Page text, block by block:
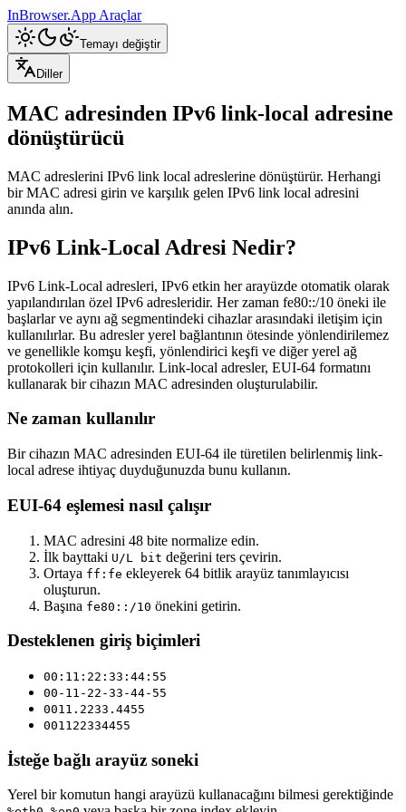
InBrowser.App Araçlar
Temayı değiştir
Diller
MAC adresinden IPv6 link-local adresine
dönüştürücü
MAC adreslerini IPv6 link local adreslerine dönüştürür. Herhangi
bir MAC adresi girin ve karşılık gelen IPv6 link local adresini
anında alın.
IPv6 Link-Local Adresi Nedir?
IPv6 Link-Local adresleri, IPv6 etkin her arayüzde otomatik olarak
yapılandırılan özel IPv6 adresleridir. Her zaman fe80::/10 öneki ile
başlarlar ve aynı ağ segmentindeki cihazlar arasındaki iletişim için
kullanılırlar. Bu adresler yerel bağlantının ötesinde yönlendirilemez
ve genellikle komşu keşfi, yönlendirici keşfi ve diğer yerel ağ
protokolleri için kullanılır. Link-local adresler, EUI-64 formatını
kullanarak bir cihazın MAC adresinden oluşturulabilir.
Ne zaman kullanılır
Bir cihazın MAC adresinden EUI-64 ile türetilen belirlenmiş link-
local adrese ihtiyaç duyduğunuzda bunu kullanın.
EUI-64 eşlemesi nasıl çalışır
MAC adresini 48 bite normalize edin.
İlk bayttaki U/L bit değerini ters çevirin.
Ortaya ff:fe ekleyerek 64 bitlik arayüz tanımlayıcısı
oluşturun.
Başına fe80::/10 önekini getirin.
Desteklenen giriş biçimleri
00:11:22:33:44:55
00-11-22-33-44-55
0011.2233.4455
001122334455
İsteğe bağlı arayüz soneki
Yerel bir komutun hangi arayüzü kullanacağını bilmesi gerektiğinde